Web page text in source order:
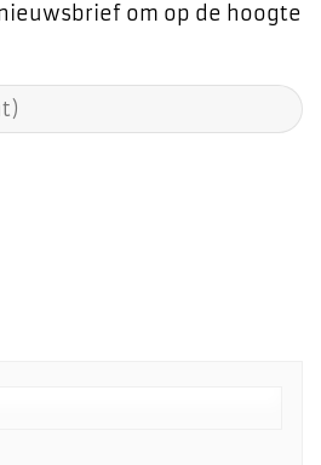
om op de hoogte